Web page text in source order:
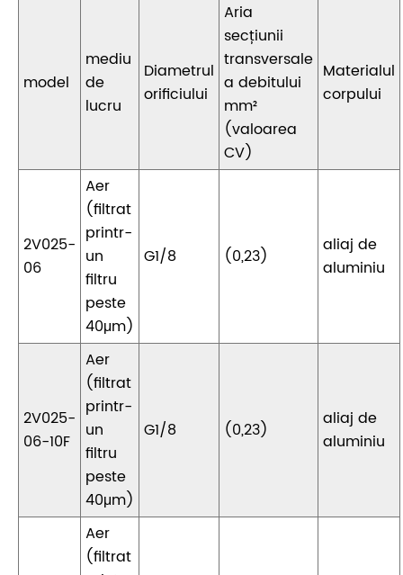
model
mediu
de
lucru
Diametrul
orificiului
Aria
secțiunii
transversale
a debitului
mm²
(valoarea
CV)
Materialul
corpului
2V025-
06
Aer
(filtrat
printr-
un
filtru
peste
40μm)
G1/8 (0,23)
aliaj de
aluminiu
2V025-
06-10F
Aer
(filtrat
printr-
un
filtru
peste
40μm)
G1/8 (0,23)
aliaj de
aluminiu
Aer
(filtrat